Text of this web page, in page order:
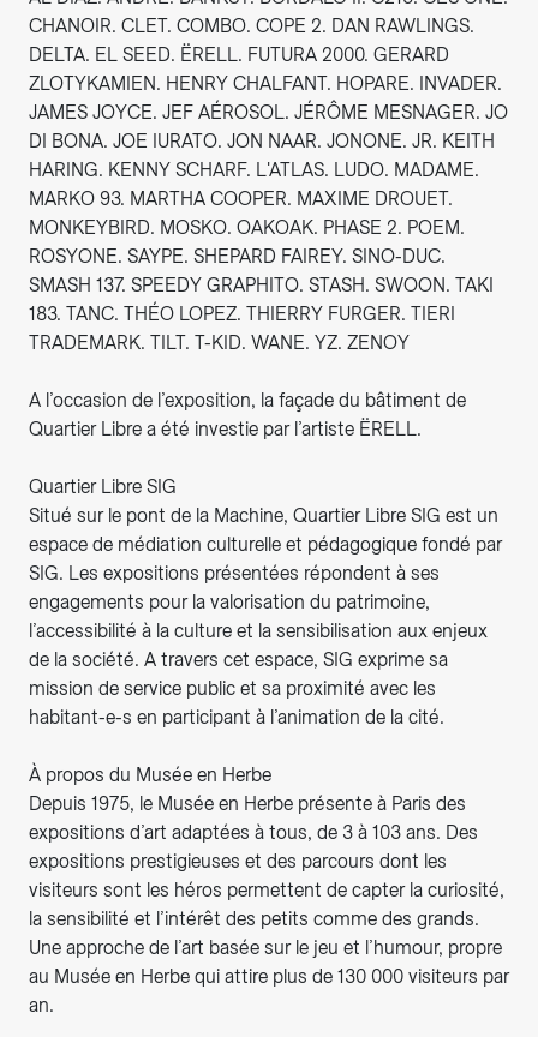
CHANOIR. CLET. COMBO. COPE 2. DAN RAWLINGS.
DELTA. EL SEED. ËRELL. FUTURA 2000. GERARD
ZLOTYKAMIEN. HENRY CHALFANT. HOPARE. INVADER.
JAMES JOYCE. JEF AÉROSOL. JÉRÔME MESNAGER. JO
DI BONA. JOE IURATO. JON NAAR. JONONE. JR. KEITH
HARING. KENNY SCHARF. L'ATLAS. LUDO. MADAME.
MARKO 93. MARTHA COOPER. MAXIME DROUET.
MONKEYBIRD. MOSKO. OAKOAK. PHASE 2. POEM.
ROSYONE. SAYPE. SHEPARD FAIREY. SINO-DUC.
SMASH 137. SPEEDY GRAPHITO. STASH. SWOON. TAKI
183. TANC. THÉO LOPEZ. THIERRY FURGER. TIERI
TRADEMARK. TILT. T-KID. WANE. YZ. ZENOY
A l’occasion de l’exposition, la façade du bâtiment de
Quartier Libre a été investie par l’artiste ËRELL.
Quartier Libre SIG
Situé sur le pont de la Machine, Quartier Libre SIG est un
espace de médiation culturelle et pédagogique fondé par
SIG. Les expositions présentées répondent à ses
engagements pour la valorisation du patrimoine,
l’accessibilité à la culture et la sensibilisation aux enjeux
de la société. A travers cet espace, SIG exprime sa
mission de service public et sa proximité avec les
habitant-e-s en participant à l’animation de la cité.
À propos du Musée en Herbe
Depuis 1975, le Musée en Herbe présente à Paris des
expositions d’art adaptées à tous, de 3 à 103 ans. Des
expositions prestigieuses et des parcours dont les
visiteurs sont les héros permettent de capter la curiosité,
la sensibilité et l’intérêt des petits comme des grands.
Une approche de l’art basée sur le jeu et l’humour, propre
au Musée en Herbe qui attire plus de 130 000 visiteurs par
an.